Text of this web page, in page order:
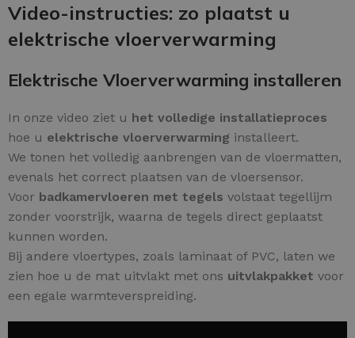
Video-instructies: zo plaatst u
elektrische vloerverwarming
Elektrische Vloerverwarming installeren
In onze video ziet u het volledige installatieproces
hoe u elektrische vloerverwarming installeert.
We tonen het volledig aanbrengen van de vloermatten,
evenals het correct plaatsen van de vloersensor.
Voor badkamervloeren met tegels volstaat tegellijm
zonder voorstrijk, waarna de tegels direct geplaatst
kunnen worden.
Bij andere vloertypes, zoals laminaat of PVC, laten we
zien hoe u de mat uitvlakt met ons uitvlakpakket voor
een egale warmteverspreiding.